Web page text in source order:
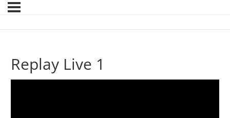
Replay Live 1